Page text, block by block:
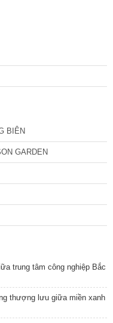
BIÊN
GARDEN
trung tâm công nghiệp Bắc
thượng lưu giữa miền xanh